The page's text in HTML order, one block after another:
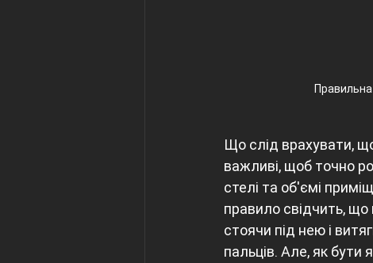
Правильна
Що слід врахувати,
важливі, щоб точно
стелі та об'ємі
правило свідчить,
стоячи під нею і
пальців. Але, як